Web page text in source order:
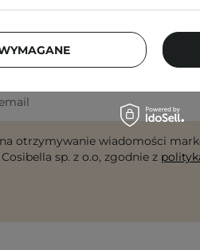
Newsletter
eksperckie porady,
otrzymywanie wiadomości
sp. z o.o, zgodnie z